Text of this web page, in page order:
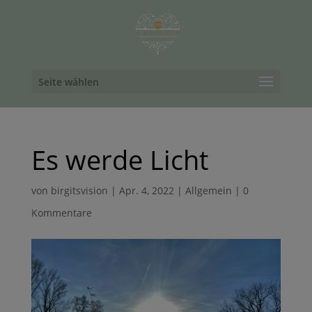
Seite wählen
Es werde Licht
von birgitsvision | Apr. 4, 2022 | Allgemein | 0
Kommentare